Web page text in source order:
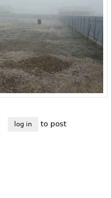
log in to post